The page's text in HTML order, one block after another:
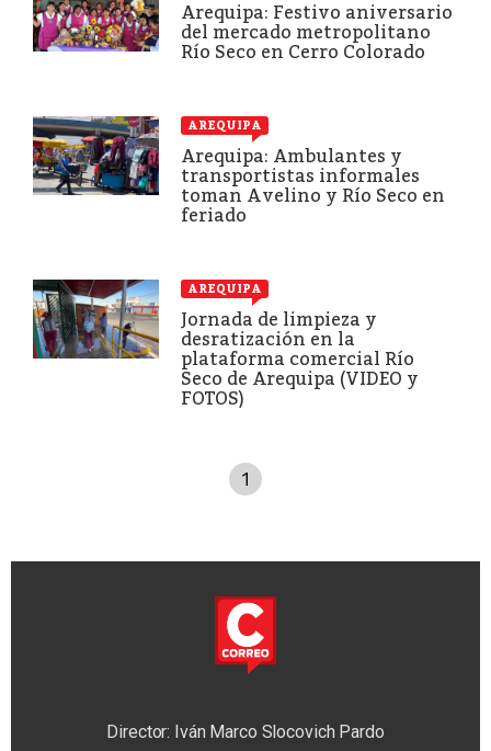
Arequipa: Festivo aniversario
del mercado metropolitano
Río Seco en Cerro Colorado
AREQUIPA
Arequipa: Ambulantes y
transportistas informales
toman Avelino y Río Seco en
feriado
AREQUIPA
Jornada de limpieza y
desratización en la
plataforma comercial Río
Seco de Arequipa (VIDEO y
FOTOS)
1
Director: Iván Marco Slocovich Pardo